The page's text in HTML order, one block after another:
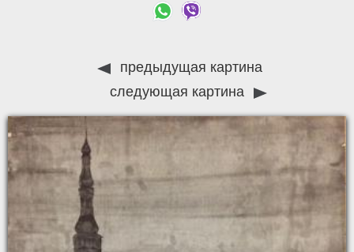
предыдущая картина
следующая картина